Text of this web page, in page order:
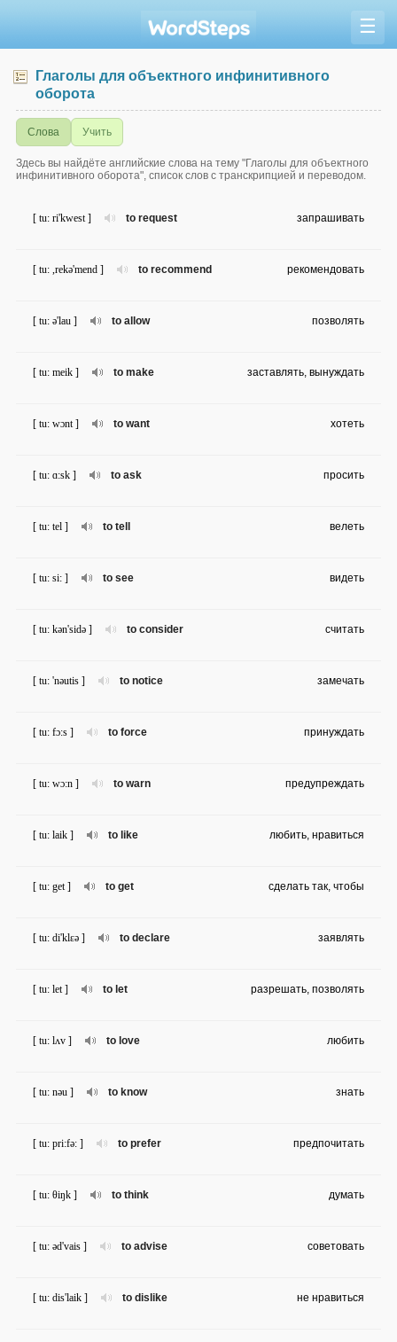
☰
Глаголы для объектного инфинитивного
оборота
Слова Учить
Здесь вы найдёте английские слова на тему "Глаголы для объектного
инфинитивного оборота", список слов с транскрипцией и переводом.
to request
[ tu: ri'kwest ] запрашивать
to recommend
[ tu: ,rekə'mend ] рекомендовать
to allow
[ tu: ə'lau ] позволять
to make
[ tu: meik ] заставлять, вынуждать
to want
[ tu: wɔnt ] хотеть
to ask
[ tu: ɑ:sk ] просить
to tell
[ tu: tel ] велеть
to see
[ tu: si: ] видеть
to consider
[ tu: kən'sidə ] считать
to notice
[ tu: 'nəutis ] замечать
to force
[ tu: fɔ:s ] принуждать
to warn
[ tu: wɔ:n ] предупреждать
to like
[ tu: laik ] любить, нравиться
to get
[ tu: get ] сделать так, чтобы
to declare
[ tu: di'klɛə ] заявлять
to let
[ tu: let ] разрешать, позволять
to love
[ tu: lʌv ] любить
to know
[ tu: nəu ] знать
to prefer
[ tu: pri:fə: ] предпочитать
to think
[ tu: θiŋk ] думать
to advise
[ tu: əd'vais ] советовать
to dislike
[ tu: dis'laik ] не нравиться